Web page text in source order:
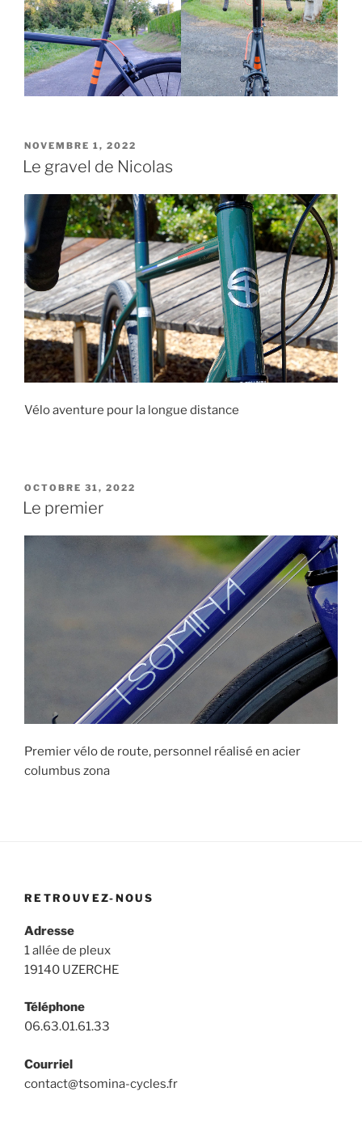
PUBLIÉ
LE
NOVEMBRE 1, 2022
Le gravel de Nicolas
Vélo aventure pour la longue distance
PUBLIÉ
LE
OCTOBRE 31, 2022
Le premier
Premier vélo de route, personnel réalisé en acier
columbus zona
RETROUVEZ-NOUS
Adresse
1 allée de pleux
19140 UZERCHE
Téléphone
06.63.01.61.33
Courriel
contact@tsomina-cycles.fr